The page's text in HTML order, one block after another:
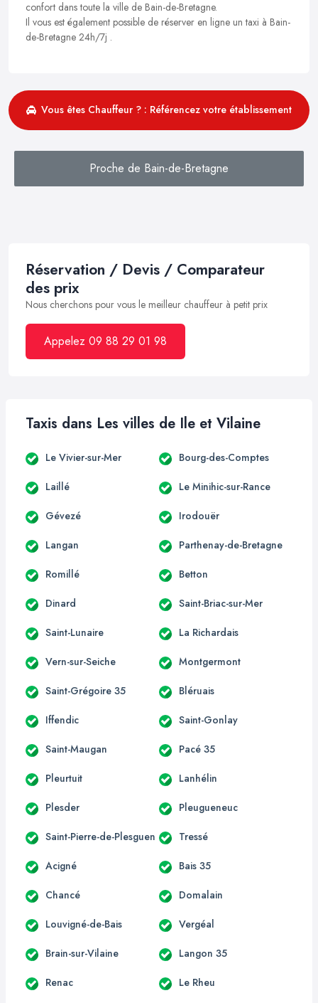
confort dans toute la ville de Bain-de-Bretagne.
Il vous est également possible de réserver en ligne un taxi à Bain-
de-Bretagne 24h/7j .
Vous êtes Chauffeur ? : Référencez votre établissement
Proche de Bain-de-Bretagne
Réservation / Devis / Comparateur
des prix
Nous cherchons pour vous le meilleur chauffeur à petit prix
Appelez 09 88 29 01 98
Taxis dans Les villes de Ile et Vilaine
Le Vivier-sur-Mer Bourg-des-Comptes
Laillé Le Minihic-sur-Rance
Gévezé Irodouër
Langan Parthenay-de-Bretagne
Romillé Betton
Dinard Saint-Briac-sur-Mer
Saint-Lunaire La Richardais
Vern-sur-Seiche Montgermont
Saint-Grégoire 35 Bléruais
Iffendic Saint-Gonlay
Saint-Maugan Pacé 35
Pleurtuit Lanhélin
Plesder Pleugueneuc
Saint-Pierre-de-Plesguen Tressé
Acigné Bais 35
Chancé Domalain
Louvigné-de-Bais Vergéal
Brain-sur-Vilaine Langon 35
Renac Le Rheu